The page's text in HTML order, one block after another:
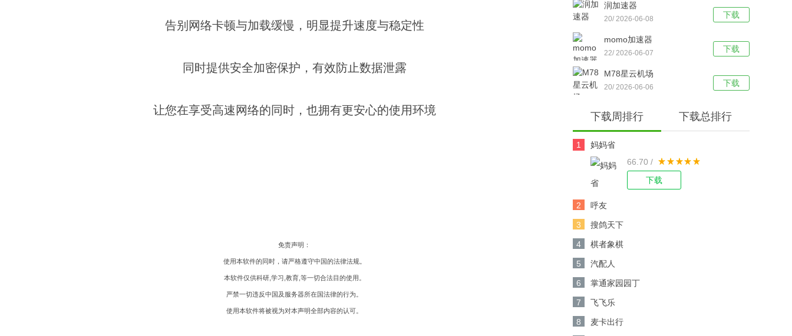
告别网络卡顿与加载缓慢，明显提升速度与稳定性
同时提供安全加密保护，有效防止数据泄露
让您在享受高速网络的同时，也拥有更安心的使用环境
免责声明：
使用本软件的同时，请严格遵守中国的法律法规。
本软件仅供科研,学习,教育,等一切合法目的使用。
严禁一切违反中国及服务器所在国法律的行为。
使用本软件将被视为对本声明全部内容的认可。
下载
润加速器
20/ 2026-06-08
下载
momo加速器
22/ 2026-06-07
下载
M78星云机场
20/ 2026-06-06
下载周排行 下载总排行
1
妈妈省
66.70 /
下载
2 呼友
3 搜鸽天下
4 棋者象棋
5 汽配人
6 掌通家园园丁
7 飞飞乐
8 麦卡出行